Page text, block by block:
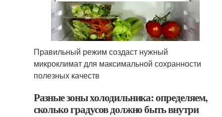
Правильный режим создаст нужный
микроклимат для максимальной сохранности
полезных качеств
Разные зоны холодильника: определяем,
сколько градусов должно быть внутри